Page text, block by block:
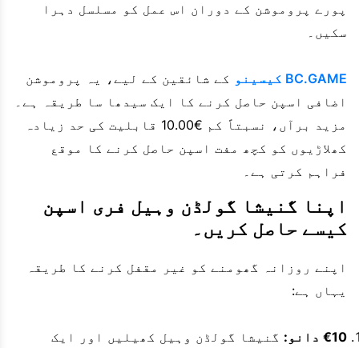
پورے پروموشن کے دوران اس عمل کو مسلسل دہرا
سکیں۔
BC.GAME کیسینو
کے شائقین کے لیے، یہ پروموشن
اضافی اسپن حاصل کرنے کا ایک سیدھا سا طریقہ ہے۔
مزید برآں، نسبتاً کم €10.00 قابلیت کی حد زیادہ
کھلاڑیوں کو کچھ مفت اسپن حاصل کرنے کا موقع
فراہم کرتی ہے۔
اپنا گنیشا گولڈن وہیل فری اسپن
کیسے حاصل کریں۔
اپنے روزانہ گھومنے کو غیر مقفل کرنے کا طریقہ
یہاں ہے:
€10 دانو:
گنیشا گولڈن وہیل کھیلیں اور ایک